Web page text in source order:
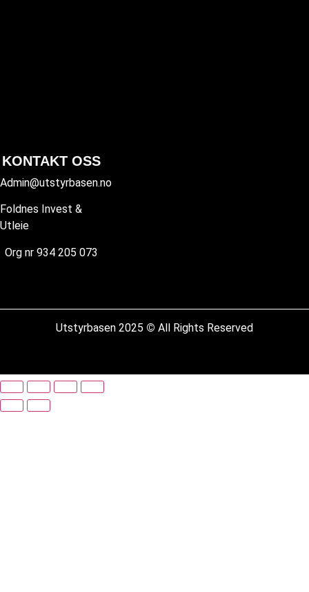
KONTAKT OSS
Admin@utstyrbasen.no
Foldnes Invest &
Utleie
Org nr 934 205 073
Utstyrbasen 2025 © All Rights Reserved